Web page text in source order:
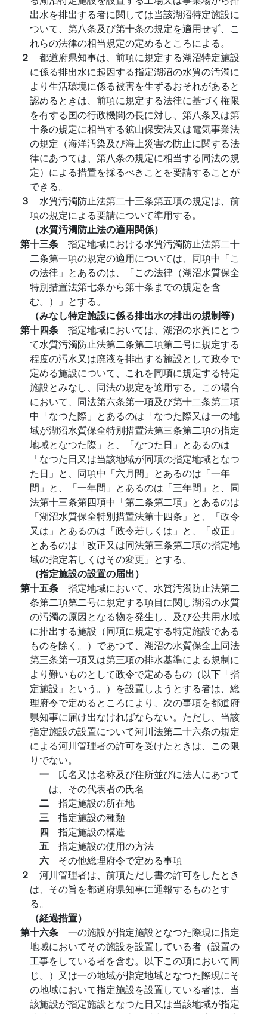
出水を排出する者に関しては当該湖沼特定施設に
ついて、第八条及び第十条の規定を適用せず、こ
れらの法律の相当規定の定めるところによる。
２ 都道府県知事は、前項に規定する湖沼特定施設
に係る排出水に起因する指定湖沼の水質の汚濁に
より生活環境に係る被害を生ずるおそれがあると
認めるときは、前項に規定する法律に基づく権限
を有する国の行政機関の長に対し、第八条又は第
十条の規定に相当する鉱山保安法又は電気事業法
の規定（海洋汚染及び海上災害の防止に関する法
律にあつては、第八条の規定に相当する同法の規
定）による措置を採るべきことを要請することが
できる。
３ 水質汚濁防止法第二十三条第五項の規定は、前
項の規定による要請について準用する。
（水質汚濁防止法の適用関係）
第十三条 指定地域における水質汚濁防止法第二十
二条第一項の規定の適用については、同項中「こ
の法律」とあるのは、「この法律（湖沼水質保全
特別措置法第七条から第十条までの規定を含
む。）」とする。
（みなし特定施設に係る排出水の排出の規制等）
第十四条 指定地域においては、湖沼の水質にとつ
て水質汚濁防止法第二条第二項第二号に規定する
程度の汚水又は廃液を排出する施設として政令で
定める施設について、これを同項に規定する特定
施設とみなし、同法の規定を適用する。この場合
において、同法第六条第一項及び第十二条第二項
中「なつた際」とあるのは「なつた際又は一の地
域が湖沼水質保全特別措置法第三条第二項の指定
地域となつた際」と、「なつた日」とあるのは
「なつた日又は当該地域が同項の指定地域となつ
た日」と、同項中「六月間」とあるのは「一年
間」と、「一年間」とあるのは「三年間」と、同
法第十三条第四項中「第二条第二項」とあるのは
「湖沼水質保全特別措置法第十四条」と、「政令
又は」とあるのは「政令若しくは」と、「改正」
とあるのは「改正又は同法第三条第二項の指定地
域の指定若しくはその変更」とする。
（指定施設の設置の届出）
第十五条 指定地域において、水質汚濁防止法第二
条第二項第二号に規定する項目に関し湖沼の水質
の汚濁の原因となる物を発生し、及び公共用水域
に排出する施設（同項に規定する特定施設である
ものを除く。）であつて、湖沼の水質保全上同法
第三条第一項又は第三項の排水基準による規制に
より難いものとして政令で定めるもの（以下「指
定施設」という。）を設置しようとする者は、総
理府令で定めるところにより、次の事項を都道府
県知事に届け出なければならない。ただし、当該
指定施設の設置について河川法第二十六条の規定
による河川管理者の許可を受けたときは、この限
りでない。
一 氏名又は名称及び住所並びに法人にあつて
は、その代表者の氏名
二 指定施設の所在地
三 指定施設の種類
四 指定施設の構造
五 指定施設の使用の方法
六 その他総理府令で定める事項
２ 河川管理者は、前項ただし書の許可をしたとき
は、その旨を都道府県知事に通報するものとす
る。
（経過措置）
第十六条 一の施設が指定施設となつた際現に指定
地域においてその施設を設置している者（設置の
工事をしている者を含む。以下この項において同
じ。）又は一の地域が指定地域となつた際現にそ
の地域において指定施設を設置している者は、当
該施設が指定施設となつた日又は当該地域が指定